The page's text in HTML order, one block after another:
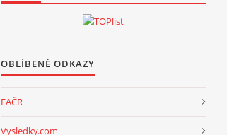
OBLÍBENÉ ODKAZY
FAČR
Vysledky.com